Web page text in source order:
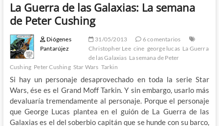
La Guerra de las Galaxias: La semana
de Peter Cushing
Diógenes
Pantarújez
31/05/2013
6 comentarios
Christopher Lee cine george lucas La Guerra
de las Galaxias La semana de Peter
Cushing Peter Cushing Star Wars Tarkin
Si hay un personaje desaprovechado en toda la serie Star
Wars, ése es el Grand Moff Tarkin. Y sin embargo, usarlo más
devaluaría tremendamente al personaje. Porque el personaje
que George Lucas plantea en el guión de La Guerra de las
Galaxias es el del soberbio capitán que se hunde con su barco,